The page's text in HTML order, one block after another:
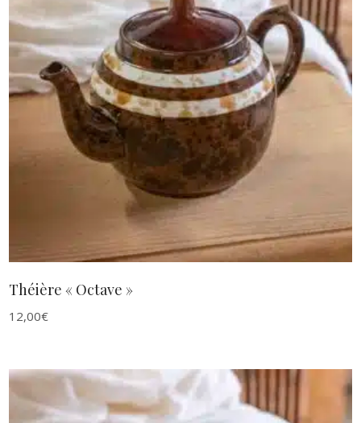
AJOUTER AU PANIER
Théière « Octave »
12,00€